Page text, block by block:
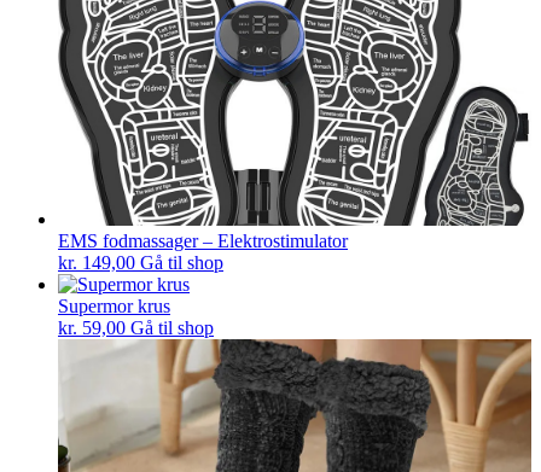
EMS fodmassager – Elektrostimulator
kr. 149,00 Gå til shop
Supermor krus
kr. 59,00 Gå til shop